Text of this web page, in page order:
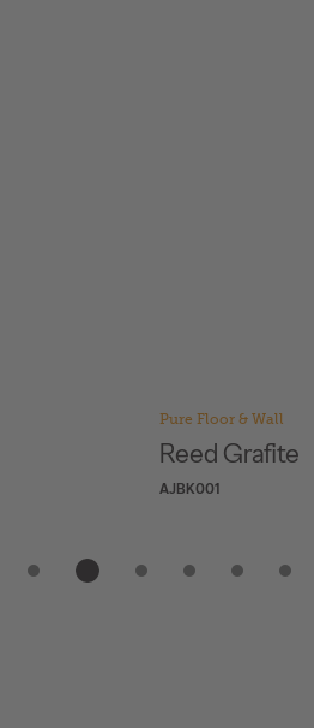
Pure Floor & Wall
Reed Grafite
AJBK001